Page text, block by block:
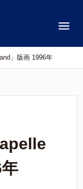
」版画 1996年